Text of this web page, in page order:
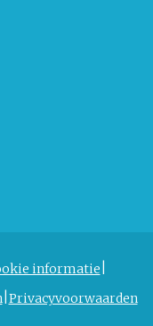
informatie
Privacyvoorwaarden